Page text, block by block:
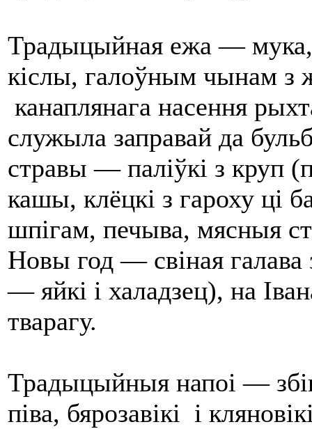
Традыцыйная ежа — мука,
кіслы, галоўным чынам з
канаплянага насення
служыла заправай да
стравы — паліўкі з круп
кашы, клёцкі з гароху ці
шпігам, печыва, мясныя
Новы год — свіная галава
— яйкі і халадзец), на
тварагу.
Традыцыйныя напоі —
піва, бярозавікі і